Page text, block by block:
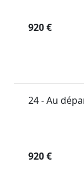
920 €
24 - Au
920 €